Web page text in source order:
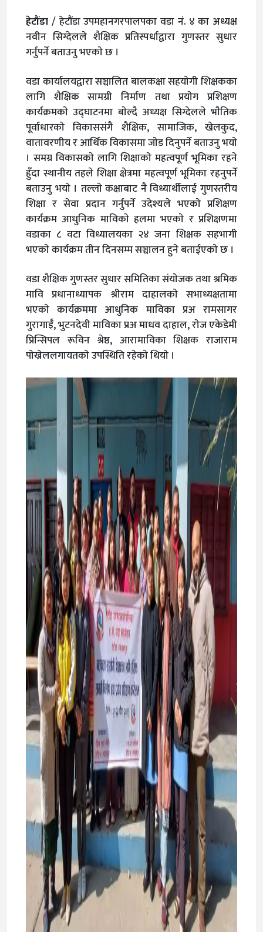
हेटौंडा / हेटौंडा उपमहानगरपालपका वडा नं. ४ का अध्यक्ष
नवीन सिग्देलले शैक्षिक प्रतिस्पर्धाद्वारा गुणस्तर सुधार
गर्नुपर्ने बताउनु भएकाे छ ।
वडा कार्यालयद्वारा सञ्चालित बालकक्षा सहयाेगी शिक्षकका
लागि शैक्षिक सामग्री निर्माण तथा प्रयाेग प्रशिक्षण
कार्यक्रमकाे उद्घाटनमा बाेल्दै अध्यक्ष सिग्देलले भाैतिक
पूर्वाधारकाे विकाससंगै शैक्षिक, सामाजिक, खेलकुद,
वातावरणीय र आर्थिक विकासमा जाेड दिनुपर्ने बताउनु भयाे
। समग्र विकासकाे लागि शिक्षाकाे महत्वपूर्ण भूमिका रहने
हुँदा स्थानीय तहले शिक्षा क्षेत्रमा महत्वपूर्ण भूमिका रहनुपर्ने
बताउनु भयाे । तल्लाे कक्षाबाट नै विध्यार्थीलाई गुणस्तरीय
शिक्षा र सेवा प्रदान गर्नुपर्ने उदेश्यले भएकाे प्रशिक्षण
कार्यक्रम आधुनिक माविकाे हलमा भएकाे र प्रशिक्षणमा
वडाका ८ वटा विध्यालयका २४ जना शिक्षक सहभागी
भएकाे कार्यक्रम तीन दिनसम्म सञ्चालन हुने बताईएकाे छ ।
वडा शैक्षिक गुणस्तर सुधार समितिका संयाेजक तथा श्रमिक
मावि प्रधानाध्यापक श्रीराम दाहालकाे सभाध्यक्षतामा
भएकाे कार्यक्रममा आधुनिक माविका प्रअ रामसागर
गुरागाईँ, भुटनदेवी माविका प्रअ माधव दाहाल, राेज एकेडेमी
प्रिन्सिपल रूविन श्रेष्ठ, आरामाविका शिक्षक राजाराम
पाेख्रेललगायतकाे उपस्थिति रहेकाे थियाे ।